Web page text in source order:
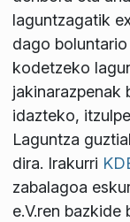
laguntzagatik
dago
kodetzeko
jakinarazpenak
idazteko,
Laguntza
dira. Irakurri
zabalagoa
e.V.ren bazkide